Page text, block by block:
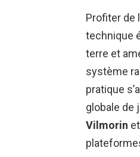
Profiter de
technique
terre et
système
pratique
globale de
Vilmorin et